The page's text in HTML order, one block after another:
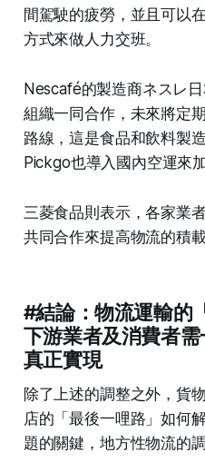
間駕駛的疲勞，並且可以
方式來做人力交班。
Nescafé的製造商ネスレ
組織一同合作，未來將定
路線，這是食品和飲料製
Pickgo也導入國內空運來
三菱食品則表示，各家業
共同合作來提高物流的積
#結論：物流運輸的
下游業者及消費者
真正實現
除了上述的調整之外，貨
店的「最後一哩路」如何
題的關鍵，地方性物流的